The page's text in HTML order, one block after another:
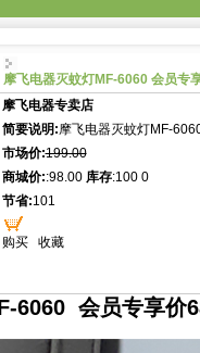
摩飞电器灭蚊灯MF-6060 会员专
摩飞电器专卖店
简要说明:摩飞电器灭蚊灯MF-
市场价:199.00
商城价::98.00 库存:100 0
节省:101
购买 收藏
6060 会员专享价